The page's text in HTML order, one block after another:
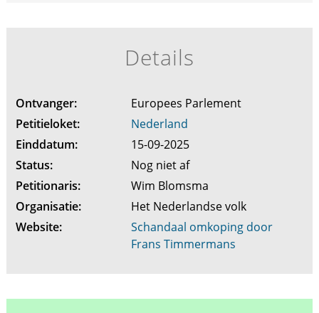
Details
Ontvanger:
Europees Parlement
Petitieloket:
Nederland
Einddatum:
15-09-2025
Status:
Nog niet af
Petitionaris:
Wim Blomsma
Organisatie:
Het Nederlandse volk
Website:
Schandaal omkoping door
Frans Timmermans